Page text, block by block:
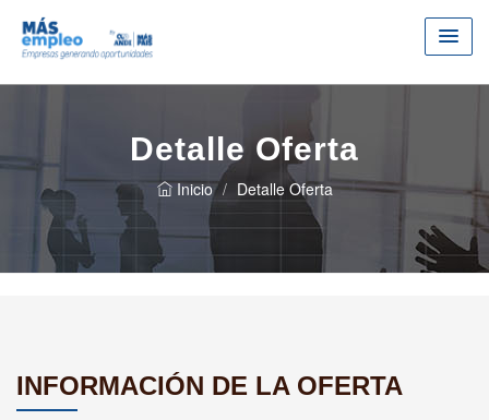
Detalle Oferta
Inicio Detalle Oferta
INFORMACIÓN DE LA OFERTA